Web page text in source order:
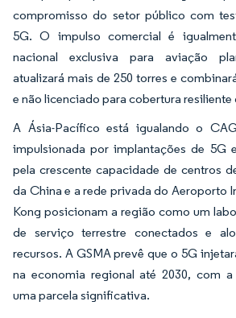
compromisso do setor público com
5G. O impulso comercial é
nacional exclusiva para aviação
atualizará mais de 250 torres e
e não licenciado para cobertura resiliente
A Ásia-Pacífico está igualando o
impulsionada por implantações de 5G
pela crescente capacidade de centros
da China e a rede privada do Aeroporto
Kong posicionam a região como um
de serviço terrestre conectados e
recursos. A GSMA prevê que o 5G
na economia regional até 2030, com
uma parcela significativa.